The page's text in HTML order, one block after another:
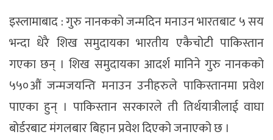
इस्लामाबाद : गुरु नानकको जन्मदिन मनाउन भारतबाट ५ सय
भन्दा धेरै शिख समुदायका भारतीय एकैचोटी पाकिस्तान
गएका छन् । शिख समुदायका आदर्श मानिने गुरु नानकको
५५०औं जन्मजयन्ति मनाउन उनीहरुले पाकिस्तानमा प्रवेश
पाएका हुन् । पाकिस्तान सरकारले ती तिर्थयात्रीलाई वाघा
बोर्डरबाट मंगलबार बिहान प्रवेश दिएको जनाएको छ ।